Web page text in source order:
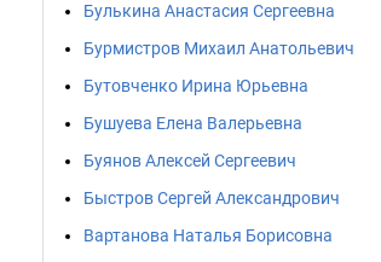
Булькина Анастасия Сергеевна
Бурмистров Михаил Анатольевич
Бутовченко Ирина Юрьевна
Бушуева Елена Валерьевна
Буянов Алексей Сергеевич
Быстров Сергей Александрович
Вартанова Наталья Борисовна